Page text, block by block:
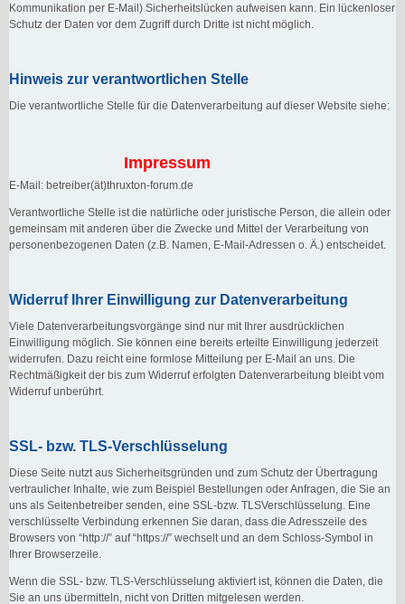
Kommunikation per E-Mail) Sicherheitslücken aufweisen kann. Ein lückenloser
Schutz der Daten vor dem Zugriff durch Dritte ist nicht möglich.
Hinweis zur verantwortlichen Stelle
Die verantwortliche Stelle für die Datenverarbeitung auf dieser Website siehe:
Impressum
E-Mail: betreiber(ät)thruxton-forum.de
Verantwortliche Stelle ist die natürliche oder juristische Person, die allein oder
gemeinsam mit anderen über die Zwecke und Mittel der Verarbeitung von
personenbezogenen Daten (z.B. Namen, E-Mail-Adressen o. Ä.) entscheidet.
Widerruf Ihrer Einwilligung zur Datenverarbeitung
Viele Datenverarbeitungsvorgänge sind nur mit Ihrer ausdrücklichen
Einwilligung möglich. Sie können eine bereits erteilte Einwilligung jederzeit
widerrufen. Dazu reicht eine formlose Mitteilung per E-Mail an uns. Die
Rechtmäßigkeit der bis zum Widerruf erfolgten Datenverarbeitung bleibt vom
Widerruf unberührt.
SSL- bzw. TLS-Verschlüsselung
Diese Seite nutzt aus Sicherheitsgründen und zum Schutz der Übertragung
vertraulicher Inhalte, wie zum Beispiel Bestellungen oder Anfragen, die Sie an
uns als Seitenbetreiber senden, eine SSL-bzw. TLSVerschlüsselung. Eine
verschlüsselte Verbindung erkennen Sie daran, dass die Adresszeile des
Browsers von “http://” auf “https://” wechselt und an dem Schloss-Symbol in
Ihrer Browserzeile.
Wenn die SSL- bzw. TLS-Verschlüsselung aktiviert ist, können die Daten, die
Sie an uns übermitteln, nicht von Dritten mitgelesen werden.